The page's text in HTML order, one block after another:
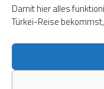
Damit hier alles
Türkei-Reise
Widerrufsbelehrung